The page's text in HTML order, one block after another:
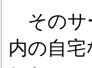
そのサ
内の自